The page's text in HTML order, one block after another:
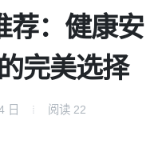
荐：健康安
完美选择
日 阅读 22